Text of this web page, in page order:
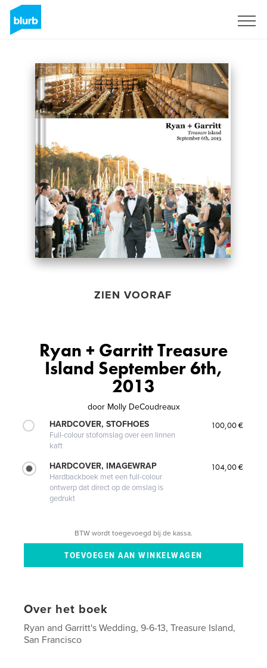
ZIEN VOORAF
Ryan + Garritt Treasure
Island September 6th,
2013
door Molly DeCoudreaux
HARDCOVER, STOFHOES
Full-colour stofomslag over een linnen
kaft
100,00 €
HARDCOVER, IMAGEWRAP
Hardbackboek met een full-colour
ontwerp dat direct op de omslag is
gedrukt
104,00 €
BTW wordt toegevoegd bij de kassa.
Over het boek
Ryan and Garritt's Wedding, 9-6-13, Treasure Island,
San Francisco